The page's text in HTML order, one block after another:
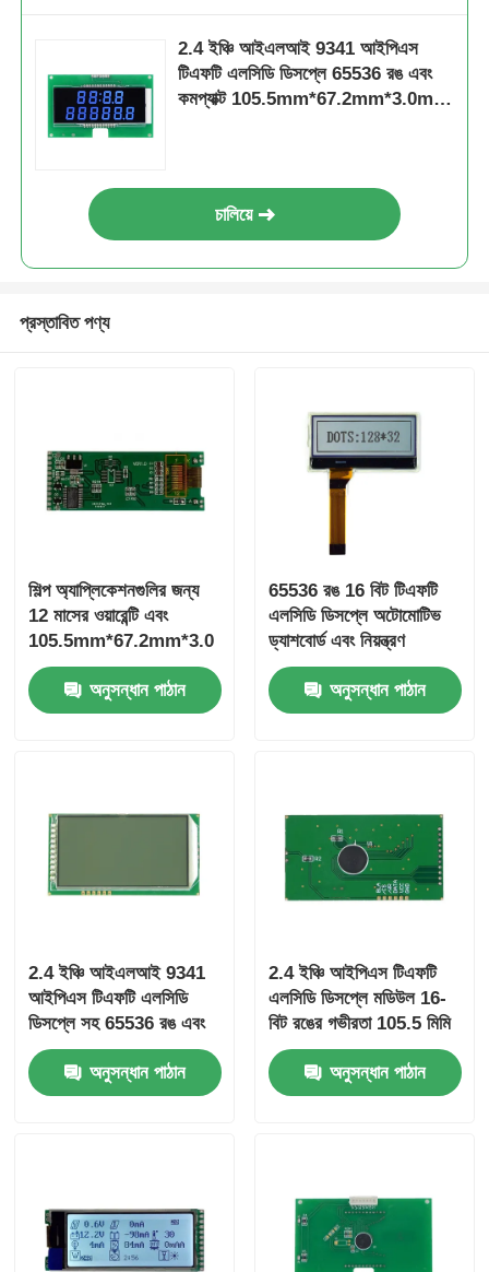
2.4 ইঞ্চি আইএলআই 9341 আইপিএস
টিএফটি এলসিডি ডিসপ্লে 65536 রঙ এবং
কমপ্যাক্ট 105.5mm*67.2mm*3.0mm
চালিয়ে
প্রস্তাবিত পণ্য
শিল্প অ্যাপ্লিকেশনগুলির জন্য
12 মাসের ওয়ারেন্টি এবং
105.5mm*67.2mm*3.0
mm LCD আকারের সাথে
65536 কালার টিএফটি এলসিডি
ডিসপ্লে
অনুসন্ধান পাঠান
65536 রঙ 16 বিট টিএফটি
এলসিডি ডিসপ্লে অটোমোটিভ
ড্যাশবোর্ড এবং নিয়ন্ত্রণ
ইন্টারফেসের জন্য 800x480
রেজোলিউশন সহঅনুসন্ধান পাঠান
2.4 ইঞ্চি আইএলআই 9341
আইপিএস টিএফটি এলসিডি
ডিসপ্লে সহ 65536 রঙ এবং
এমবেডেড সিস্টেমের জন্য 12
মাসের ওয়ারেন্টিঅনুসন্ধান পাঠান
2.4 ইঞ্চি আইপিএস টিএফটি
এলসিডি ডিসপ্লে মডিউল 16-
বিট রঙের গভীরতা 105.5 মিমি
* 67.2 মিমি * 3.0 মিমি
আকার এবং 800: 1 বিপরীতে
অনুপাত
অনুসন্ধান পাঠান